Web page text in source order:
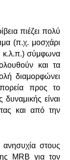
πιέζει πολύ
(π.χ. μοσχάρι
κ.λ.π.) σύμφωνα
και τα
διαμορφώνει
προς το
είναι
και από την
στους
MRB για τον